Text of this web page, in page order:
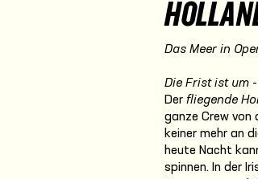
Das Meer in
Die Frist ist um
Der fliegende
ganze Crew von
keiner mehr an
heute Nacht
spinnen. In der